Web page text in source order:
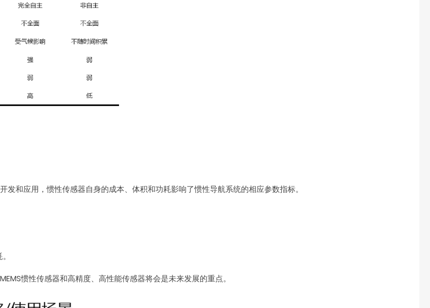
和应用，惯性传感器自身的成本、体积和功耗影响了惯性导航系统的相应参数指标。
惯性传感器和高精度、高性能传感器将会是未来发展的重点。